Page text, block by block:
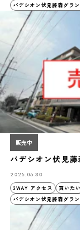
パデシオン伏見藤森グラ
販売中
パデシオン伏見藤
2025.05.30
3WAY アクセス
買いたい
パデシオン伏見藤森グラ